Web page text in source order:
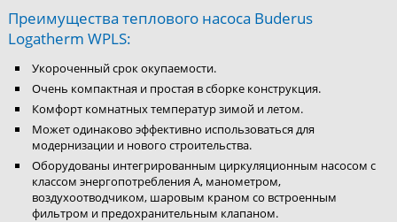
Преимущества теплового насоса Buderus
Logatherm WPLS:
Укороченный срок окупаемости.
Очень компактная и простая в сборке конструкция.
Комфорт комнатных температур зимой и летом.
Может одинаково эффективно использоваться для
модернизации и нового строительства.
Оборудованы интегрированным циркуляционным насосом с
классом энергопотребления А, манометром,
воздухоотводчиком, шаровым краном со встроенным
фильтром и предохранительным клапаном.